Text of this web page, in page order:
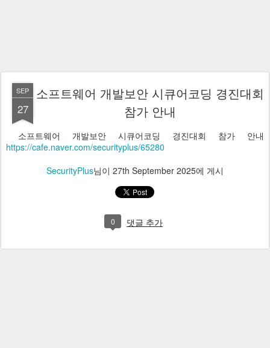
SEP
27
소프트웨어 개발보안 시큐어코딩 경진대회
참가 안내
소프트웨어 개발보안 시큐어코딩 경진대회 참가 안내
https://cafe.naver.com/securityplus/65280
SecurityPlus님이 27th September 2025에 게시
0 댓글 추가